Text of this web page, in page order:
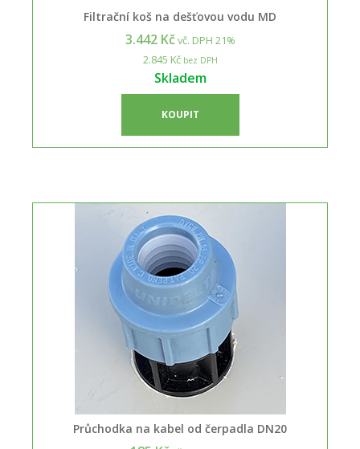
Filtrační koš na dešťovou vodu MD
3.442 Kčvč. DPH 21%
2.845 Kčbez DPH
Skladem
KOUPIT
Průchodka na kabel od čerpadla DN20